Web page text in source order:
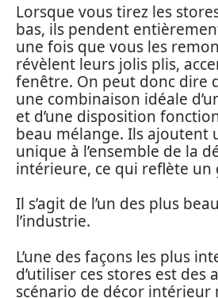
Lorsque vous tirez les
bas, ils pendent
une fois que vous les
révèlent leurs jolis plis,
fenêtre. On peut donc dire
une combinaison idéale
et d’une disposition
beau mélange. Ils ajoutent
unique à l’ensemble de la
intérieure, ce qui reflète
Il s’agit de l’un des plus
l’industrie.
L’une des façons les plus
d’utiliser ces stores est des
scénario de décor intérieur